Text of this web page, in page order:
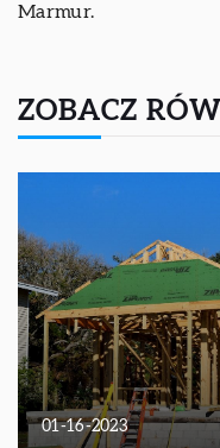
Marmur.
ZOBACZ
01-16-2023